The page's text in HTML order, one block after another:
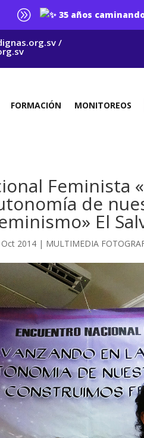
A 35 años
/
FORMACIÓN MONITOREOS
Feminista
de
El
2014 | MULTIMEDIA